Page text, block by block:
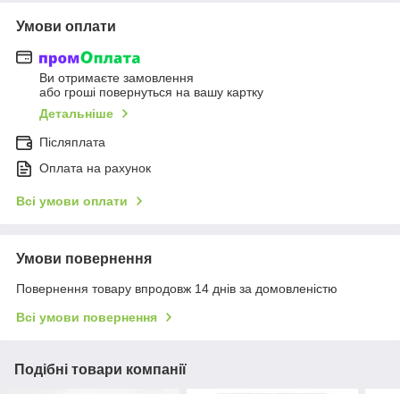
Умови оплати
Ви отримаєте замовлення
або гроші повернуться на вашу картку
Детальніше
Післяплата
Оплата на рахунок
Всі умови оплати
Умови повернення
Повернення товару впродовж 14 днів за домовленістю
Всі умови повернення
Подібні товари компанії